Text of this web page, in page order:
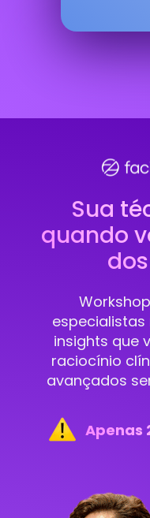
Sua
quando
insights que
raciocínio
avançados
Apenas